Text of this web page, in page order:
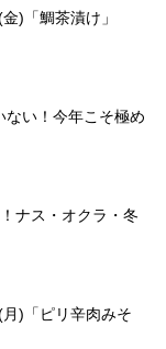
)「鯛茶漬け」
ない！今年こそ極め
ナス・オクラ・冬
月)「ピリ辛肉みそ